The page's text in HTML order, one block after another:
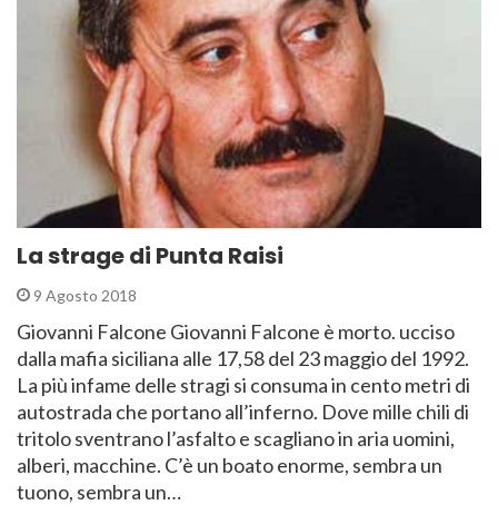
La strage di Punta Raisi
9 Agosto 2018
Giovanni Falcone Giovanni Falcone è morto. ucciso
dalla mafia siciliana alle 17,58 del 23 maggio del 1992.
La più infame delle stragi si consuma in cento metri di
autostrada che portano all’inferno. Dove mille chili di
tritolo sventrano l’asfalto e scagliano in aria uomini,
alberi, macchine. C’è un boato enorme, sembra un
tuono, sembra un…